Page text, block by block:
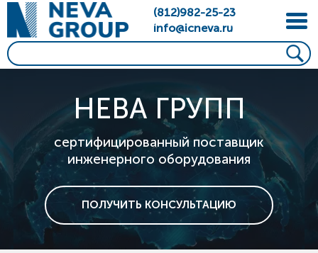
(812)982-25-23
info@icneva.ru
НЕВА ГРУПП
сертифицированный поставщик
инженерного оборудования
ПОЛУЧИТЬ КОНСУЛЬТАЦИЮ